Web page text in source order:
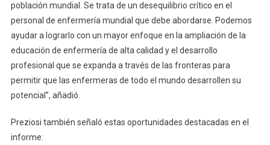
población mundial. Se trata de un desequilibrio crítico en el
personal de enfermería mundial que debe abordarse. Podemos
ayudar a lograrlo con un mayor enfoque en la ampliación de la
educación de enfermería de alta calidad y el desarrollo
profesional que se expanda a través de las fronteras para
permitir que las enfermeras de todo el mundo desarrollen su
potencial”, añadió.
Preziosi también señaló estas oportunidades destacadas en el
informe: